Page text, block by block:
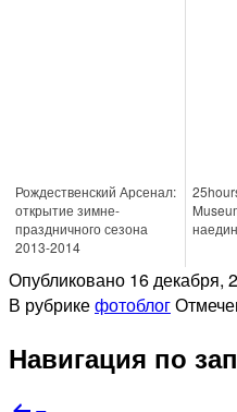
Рождественский Арсенал:
открытие зимне-
праздничного сезона
2013-2014
Опубликовано 16 декабря,
В рубрикефотоблог
Навигация по